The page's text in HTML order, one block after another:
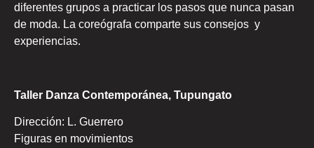
diferentes grupos a practicar los pasos que nunca pasan
de moda. La coreógrafa comparte sus consejos y
experiencias.
Taller Danza Contemporánea, Tupungato
Dirección: L. Guerrero
Figuras en movimientos